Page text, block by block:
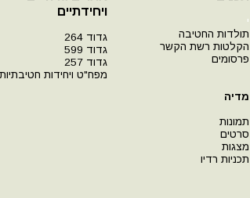
י
תולדות החטיבה
הקלטות רשת הקשר
פרסומים
מדיה
תמונות
סרטים
מצגות
תכניות רדיו
ויחידתיים
גדוד 264
גדוד 599
גדוד 257
מפח"ט ויחידות חטיבתיות